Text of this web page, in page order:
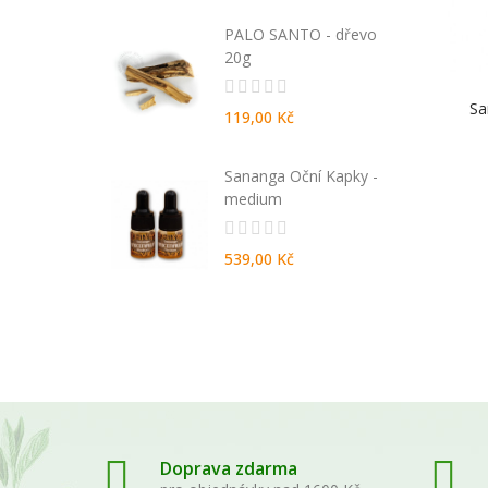
PALO SANTO - dřevo
20g
119,00 Kč
Sananga Oční Kapky -
medium
539,00 Kč
Doprava zdarma